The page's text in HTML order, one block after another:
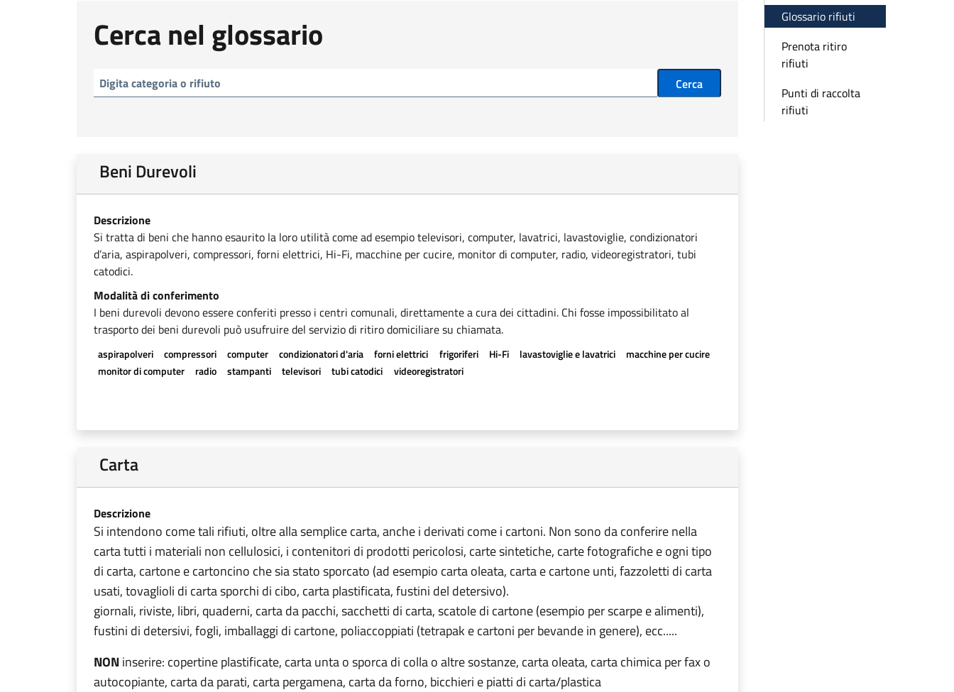
Cerca nel glossario
Cerca
Beni Durevoli
Descrizione
Si tratta di beni che hanno esaurito la loro utilità come ad esempio televisori, computer, lavatrici, lavastoviglie, condizionatori
d’aria, aspirapolveri, compressori, forni elettrici, Hi-Fi, macchine per cucire, monitor di computer, radio, videoregistratori, tubi
catodici.
Modalità di conferimento
I beni durevoli devono essere conferiti presso i centri comunali, direttamente a cura dei cittadini. Chi fosse impossibilitato al
trasporto dei beni durevoli può usufruire del servizio di ritiro domiciliare su chiamata.
aspirapolveri compressori computer condizionatori d'aria forni elettrici frigoriferi Hi-Fi lavastoviglie e lavatrici
macchine per cucire
monitor di computer
radio stampanti televisori tubi catodici videoregistratori
Carta
Descrizione
Si intendono come tali rifiuti, oltre alla semplice carta, anche i derivati come i cartoni. Non sono da conferire nella
carta tutti i materiali non cellulosici, i contenitori di prodotti pericolosi, carte sintetiche, carte fotografiche e ogni tipo
di carta, cartone e cartoncino che sia stato sporcato (ad esempio carta oleata, carta e cartone unti, fazzoletti di carta
usati, tovaglioli di carta sporchi di cibo, carta plastificata, fustini del detersivo).
giornali, riviste, libri, quaderni, carta da pacchi, sacchetti di carta, scatole di cartone (esempio per scarpe e alimenti),
fustini di detersivi, fogli, imballaggi di cartone, poliaccoppiati (tetrapak e cartoni per bevande in genere), ecc.....
NONinserire: copertine plastificate, carta unta o sporca di colla o altre sostanze, carta oleata, carta chimica per fax o
autocopiante, carta da parati, carta pergamena, carta da forno, bicchieri e piatti di carta/plastica
Glossario rifiuti
Prenota ritiro
rifiuti
Punti di raccolta
rifiuti